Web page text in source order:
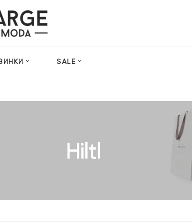
SALE
Hiltl